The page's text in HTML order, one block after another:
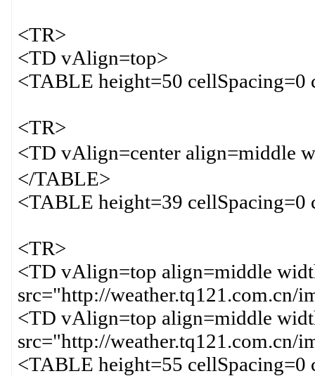
<TR>
<TD vAlign=top>
<TABLE height=50
<TR>
<TD vAlign=center align=middle
</TABLE>
<TABLE height=39
<TR>
<TD vAlign=top align=middle
src="http://weather.tq121.com.cn/
<TD vAlign=top align=middle
src="http://
<TABLE height=55